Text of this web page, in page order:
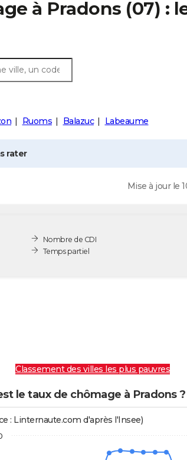
à Pradons (07) :
Ruoms Balazuc Labeaume
rater
Mise à jour le
Nombre de CDI
Temps partiel
Classement des villes les plus pauvres
le taux de chômage à Pradons ?
: Linternaute.com d'après l'Insee)